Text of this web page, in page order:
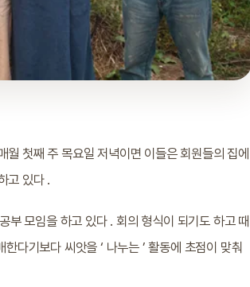
첫째 주 목요일 저녁이면 이들은 회원들의 집에
고 있다 .
부 모임을 하고 있다 . 회의 형식이 되기도 하고 때
다기보다 씨앗을 ‘ 나누는 ’ 활동에 초점이 맞춰